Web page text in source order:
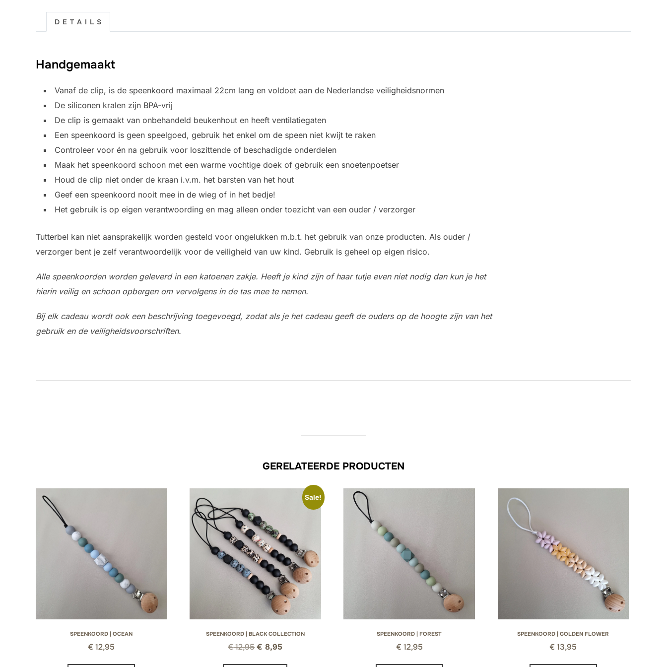
D E T A I L S
Handgemaakt
Vanaf de clip, is de speenkoord maximaal 22cm lang en voldoet aan de Nederlandse veiligheidsnormen
De siliconen kralen zijn BPA-vrij
De clip is gemaakt van onbehandeld beukenhout en heeft ventilatiegaten
Een speenkoord is geen speelgoed, gebruik het enkel om de speen niet kwijt te raken
Controleer voor én na gebruik voor loszittende of beschadigde onderdelen
Maak het speenkoord schoon met een warme vochtige doek of gebruik een snoetenpoetser
Houd de clip niet onder de kraan i.v.m. het barsten van het hout
Geef een speenkoord nooit mee in de wieg of in het bedje!
Het gebruik is op eigen verantwoording en mag alleen onder toezicht van een ouder / verzorger
Tutterbel kan niet aansprakelijk worden gesteld voor ongelukken m.b.t. het gebruik van onze producten. Als ouder /
verzorger bent je zelf verantwoordelijk voor de veiligheid van uw kind. Gebruik is geheel op eigen risico.
Alle speenkoorden worden geleverd in een katoenen zakje. Heeft je kind zijn of haar tutje even niet nodig dan kun je het
hierin veilig en schoon opbergen om vervolgens in de tas mee te nemen.
Bij elk cadeau wordt ook een beschrijving toegevoegd, zodat als je het cadeau geeft de ouders op de hoogte zijn van het
gebruik en de veiligheidsvoorschriften.
GERELATEERDE PRODUCTEN
SPEENKOORD | OCEAN
€ 12,95
Sale!
SPEENKOORD | BLACK COLLECTION
€12,95Oorspronkelijke
€ 8,95
Dit
SPEENKOORD | FOREST
€ 12,95
SPEENKOORD | GOLDEN FLOWER
€ 13,95